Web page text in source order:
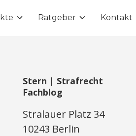
Ratgeber Kontakt
Stern | Strafrecht
Fachblog
Stralauer Platz 34
10243 Berlin